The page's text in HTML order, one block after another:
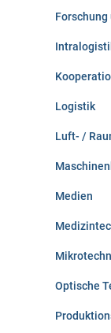
Logistik
Luft- /
Medien
Optische